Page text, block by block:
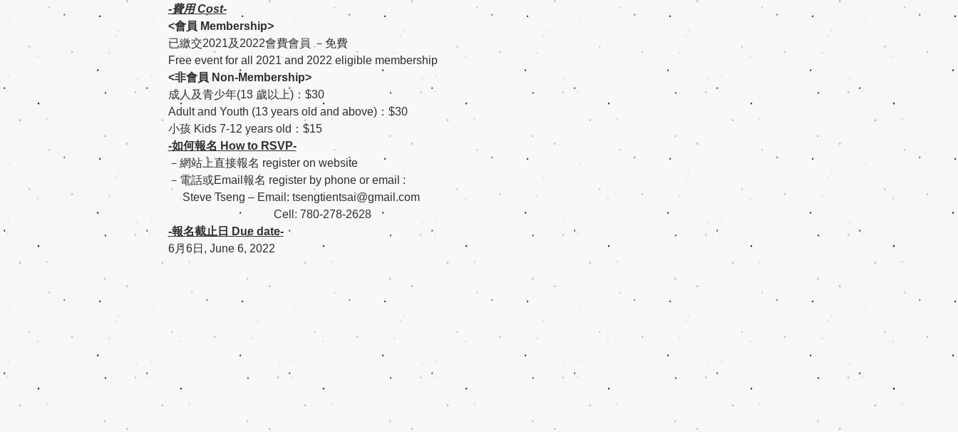
-費用 Cost-
<會員 Membership>
已繳交2021及2022會費會員 －免費
Free event for all 2021 and 2022 eligible membership
<非會員 Non-Membership>
成人及青少年(13 歲以上)：$30
Adult and Youth (13 years old and above)：$30
小孩 Kids 7-12 years old：$15
-如何報名 How to RSVP-
－網站上直接報名 register on website
－電話或Email報名 register by phone or email :
Steve Tseng – Email: tsengtientsai@gmail.com
Cell: 780-278-2628
-報名截止日 Due date-
6月6日, June 6, 2022